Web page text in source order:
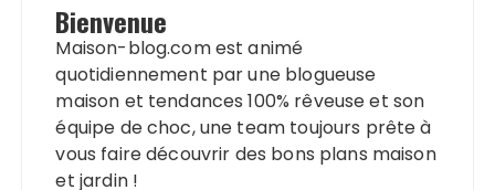
Bienvenue
Maison-blog.com est animé
quotidiennement par une blogueuse
maison et tendances 100% rêveuse et son
équipe de choc, une team toujours prête à
vous faire découvrir des bons plans maison
et jardin !